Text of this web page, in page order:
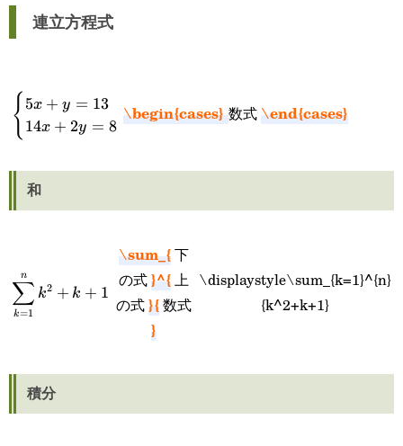
連立方程式
\begin{cases}5x+y=13\\14x+2y=8\end{cases}
{ 5x + y = 13
14x + 2y = 8
\begin{cases} 数式 \end{cases}
和
\displaystyle\sum_{k=1}^{n}
{k^2+k+1}
k=1
∑
n
k2 + k + 1
\sum_{下
の式}^{上
の式}{数式
}
\displaystyle\sum_{k=1}^{n}
{k^2+k+1}
積分